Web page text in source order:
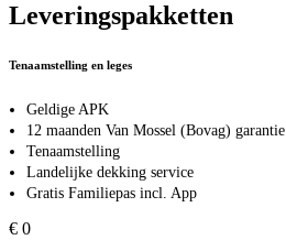
Leveringspakketten
Tenaamstelling en leges
Geldige APK
12 maanden Van Mossel (Bovag) garantie
Tenaamstelling
Landelijke dekking service
Gratis Familiepas incl. App
€ 0